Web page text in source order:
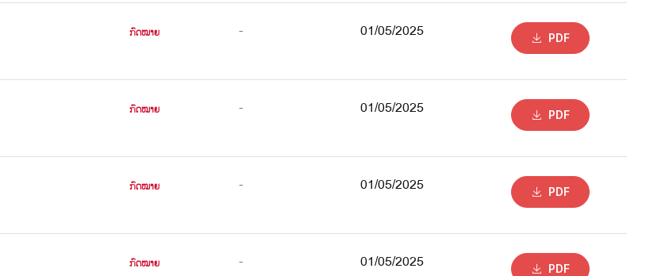
ກົດໝາຍ - 01/05/2025 PDF
ກົດໝາຍ - 01/05/2025 PDF
ກົດໝາຍ - 01/05/2025 PDF
ກົດໝາຍ - 01/05/2025 PDF